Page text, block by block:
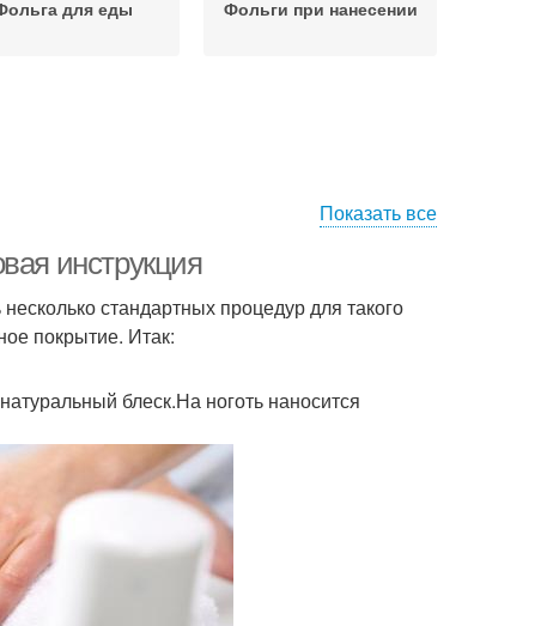
для еды Фольги при нанесении
Показать все
инструкция
стандартных процедур для такого
покрытие. Итак:
блеск.На ноготь наносится